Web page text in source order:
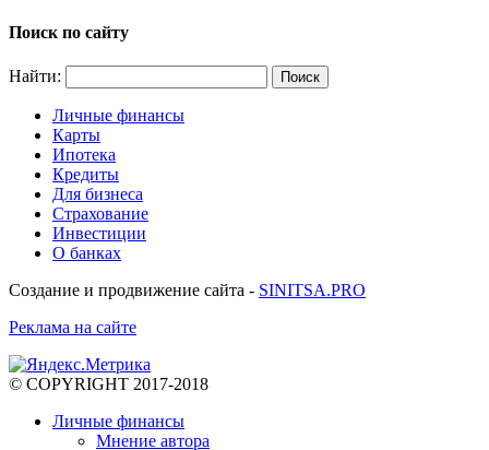
Поиск по сайту
Найти:
Личные финансы
Карты
Ипотека
Кредиты
Для бизнеса
Страхование
Инвестиции
О банках
Создание и продвижение сайта - SINITSA.PRO
Реклама на сайте
© COPYRIGHT 2017-2018
Личные финансы
Мнение автора